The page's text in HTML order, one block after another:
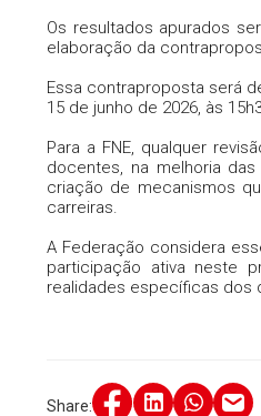
Os resultados apurados
elaboração da
Essa contraproposta será
15 de junho de 2026, às
Para a FNE, qualquer
docentes, na melhoria
criação de mecanismos
carreiras.
A Federação considera
participação ativa neste
realidades específicas dos
Share: